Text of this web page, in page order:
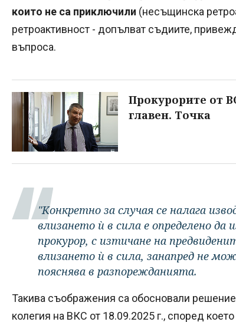
които не са приключили (несъщинска
ретроактивност - допълват съдиите,
въпроса.
Прокурорите от
главен. Точка
"Конкретно за случая се налага
влизането ѝ в сила е определено да
прокурор, с изтичане на
влизането ѝ в сила, занапред не
пояснява в разпорежданията.
Такива съображения са обосновали
колегия на ВКС от 18.09.2025 г., според